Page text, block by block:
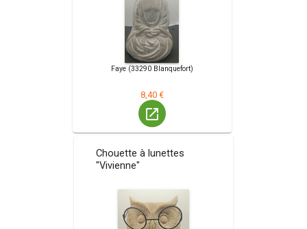
Faye (33290 Blanquefort)
8,40 €
launch
Chouette à lunettes
"Vivienne"